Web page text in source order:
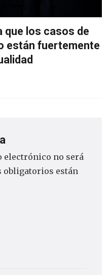
que los casos de
están fuertemente
electrónico no será
obligatorios están